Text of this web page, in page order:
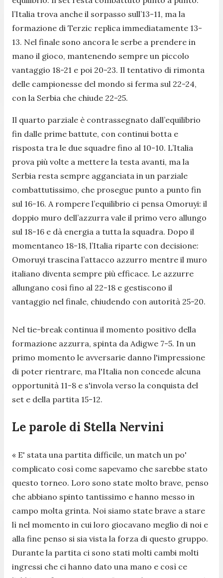
l’Italia trova anche il sorpasso sull’13-11, ma la
formazione di Terzic replica immediatamente 13-
13. Nel finale sono ancora le serbe a prendere in
mano il gioco, mantenendo sempre un piccolo
vantaggio 18-21 e poi 20-23. Il tentativo di rimonta
delle campionesse del mondo si ferma sul 22-24,
con la Serbia che chiude 22-25.
Il quarto parziale è contrassegnato dall’equilibrio
fin dalle prime battute, con continui botta e
risposta tra le due squadre fino al 10-10. L’Italia
prova più volte a mettere la testa avanti, ma la
Serbia resta sempre agganciata in un parziale
combattutissimo, che prosegue punto a punto fin
sul 16-16. A rompere l’equilibrio ci pensa Omoruyi: il
doppio muro dell’azzurra vale il primo vero allungo
sul 18-16 e dà energia a tutta la squadra. Dopo il
momentaneo 18-18, l’Italia riparte con decisione:
Omoruyi trascina l’attacco azzurro mentre il muro
italiano diventa sempre più efficace. Le azzurre
allungano così fino al 22-18 e gestiscono il
vantaggio nel finale, chiudendo con autorità 25-20.
Nel tie-break continua il momento positivo della
formazione azzurra, spinta da Adigwe 7-5. In un
primo momento le avversarie danno l'impressione
di poter rientrare, ma l'Italia non concede alcuna
opportunità 11-8 e s'invola verso la conquista del
set e della partita 15-12.
Le parole di Stella Nervini
« E' stata una partita difficile, un match un po'
complicato così come sapevamo che sarebbe stato
questo torneo. Loro sono state molto brave, penso
che abbiano spinto tantissimo e hanno messo in
campo molta grinta. Noi siamo state brave a stare
lì nel momento in cui loro giocavano meglio di noi e
alla fine penso si sia vista la forza di questo gruppo.
Durante la partita ci sono stati molti cambi molti
ingressi che ci hanno dato una mano e così ce